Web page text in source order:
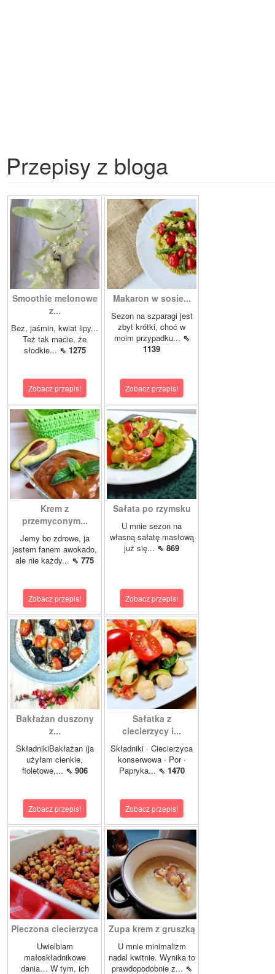
Przepisy z bloga
Smoothie melonowe
z...
Bez, jaśmin, kwiat lipy...
Też tak macie, że
słodkie... ⇖ 1275
Zobacz przepis!
Makaron w sosie...
Sezon na szparagi jest
zbyt krótki, choć w
moim przypadku... ⇖
1139
Zobacz przepis!
Krem z
przemyconym...
Jemy bo zdrowe, ja
jestem fanem awokado,
ale nie każdy... ⇖ 775
Zobacz przepis!
Sałata po rzymsku
U mnie sezon na
własną sałatę masłową
już się... ⇖ 869
Zobacz przepis!
Bakłażan duszony
z...
SkładnikiBakłażan (ja
użyłam cienkie,
fioletowe,... ⇖ 906
Zobacz przepis!
Sałatka z
ciecierzycy i...
Składniki · Ciecierzyca
konserwowa · Por ·
Papryka... ⇖ 1470
Zobacz przepis!
Pieczona ciecierzyca
Uwielbiam
małoskładnikowe
dania… W tym, ich
Zupa krem z gruszką
U mnie minimalizm
nadal kwitnie. Wynika to
prawdopodobnie z... ⇖